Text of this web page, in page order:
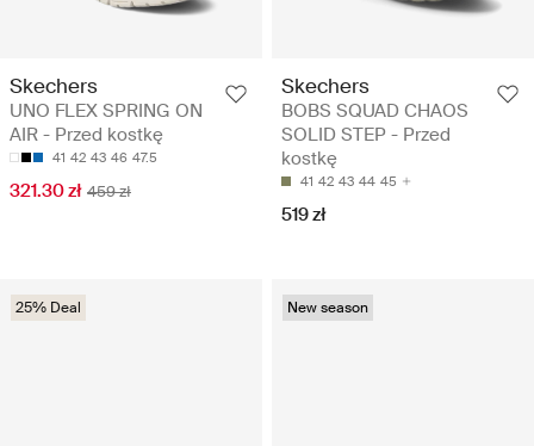
Skechers
UNO FLEX SPRING ON
AIR - Przed kostkę
41 42 43 46 47.5
321.30 zł 459 zł
Skechers
BOBS SQUAD CHAOS
SOLID STEP - Przed
kostkę
41 42 43 44 45
519 zł
25% Deal New season